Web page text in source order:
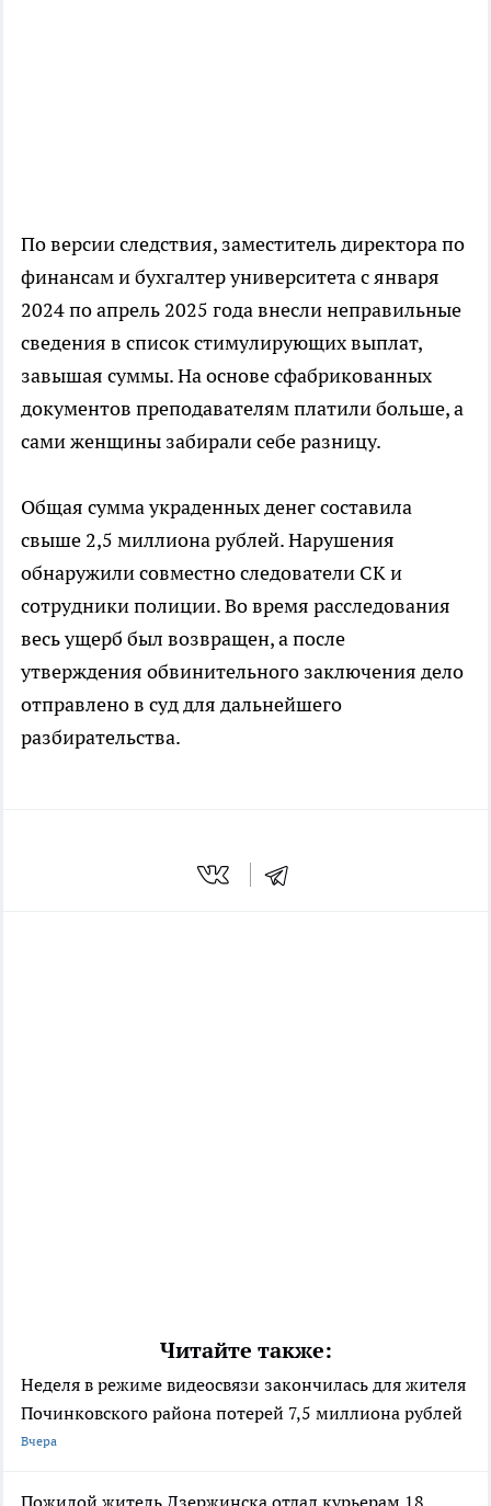
По версии следствия, заместитель директора по
финансам и бухгалтер университета с января
2024 по апрель 2025 года внесли неправильные
сведения в список стимулирующих выплат,
завышая суммы. На основе сфабрикованных
документов преподавателям платили больше, а
сами женщины забирали себе разницу.
Общая сумма украденных денег составила
свыше 2,5 миллиона рублей. Нарушения
обнаружили совместно следователи СК и
сотрудники полиции. Во время расследования
весь ущерб был возвращен, а после
утверждения обвинительного заключения дело
отправлено в суд для дальнейшего
разбирательства.
Читайте также:
Неделя в режиме видеосвязи закончилась для жителя
Починковского района потерей 7,5 миллиона рублей
Вчера
Пожилой житель Дзержинска отдал курьерам 18